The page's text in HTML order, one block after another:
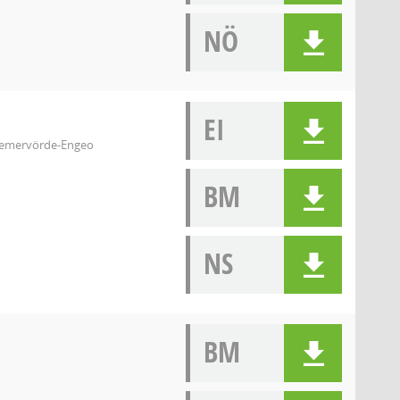
NÖ
Engeo
EI
BM
NS
BM